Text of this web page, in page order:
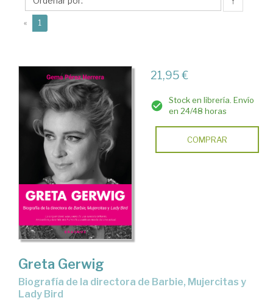
« 1
21,95 €
Stock en librería. Envío
en 24/48 horas
COMPRAR
Greta Gerwig
Biografía de la directora de Barbie, Mujercitas y
Lady Bird